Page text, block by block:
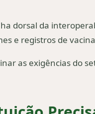
dorsal da
e registros de
as exigências do